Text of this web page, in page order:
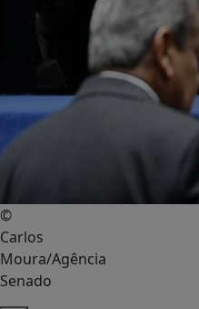
©
Carlos
Moura/Agência
Senado